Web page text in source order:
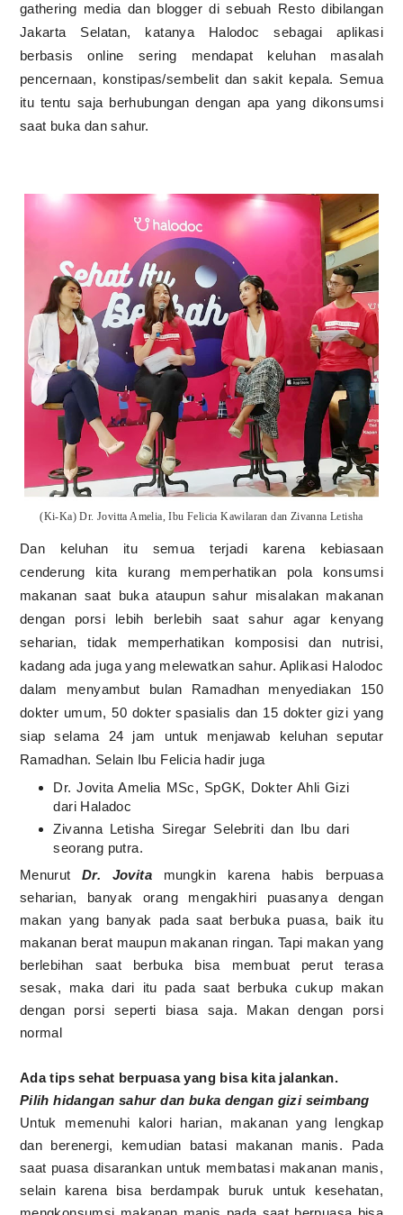
gathering media dan blogger di sebuah Resto dibilangan
Jakarta Selatan, katanya Halodoc sebagai aplikasi
berbasis online sering mendapat keluhan masalah
pencernaan, konstipas/sembelit dan sakit kepala. Semua
itu tentu saja berhubungan dengan apa yang dikonsumsi
saat buka dan sahur.
(Ki-Ka) Dr. Jovitta Amelia, Ibu Felicia Kawilaran dan Zivanna Letisha
Dan keluhan itu semua terjadi karena kebiasaan
cenderung kita kurang memperhatikan pola konsumsi
makanan saat buka ataupun sahur misalakan makanan
dengan porsi lebih berlebih saat sahur agar kenyang
seharian, tidak memperhatikan komposisi dan nutrisi,
kadang ada juga yang melewatkan sahur. Aplikasi Halodoc
dalam menyambut bulan Ramadhan menyediakan 150
dokter umum, 50 dokter spasialis dan 15 dokter gizi yang
siap selama 24 jam untuk menjawab keluhan seputar
Ramadhan. Selain Ibu Felicia hadir juga
Dr. Jovita Amelia MSc, SpGK, Dokter Ahli Gizi
dari Haladoc
Zivanna Letisha Siregar Selebriti dan Ibu dari
seorang putra.
MenurutDr. Jovita mungkin karena habis berpuasa
seharian, banyak orang mengakhiri puasanya dengan
makan yang banyak pada saat berbuka puasa, baik itu
makanan berat maupun makanan ringan. Tapi makan yang
berlebihan saat berbuka bisa membuat perut terasa
sesak, maka dari itu pada saat berbuka cukup makan
dengan porsi seperti biasa saja. Makan dengan porsi
normal
Ada tips sehat berpuasa yang bisa kita jalankan.
Pilih hidangan sahur dan buka dengan gizi seimbang
Untuk memenuhi kalori harian, makanan yang lengkap
dan berenergi, kemudian batasi makanan manis. Pada
saat puasa disarankan untuk membatasi makanan manis,
selain karena bisa berdampak buruk untuk kesehatan,